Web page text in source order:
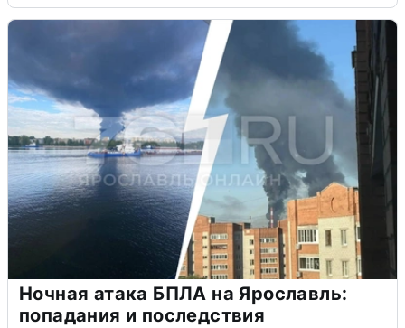
Ночная атака БПЛА на Ярославль:
попадания и последствия